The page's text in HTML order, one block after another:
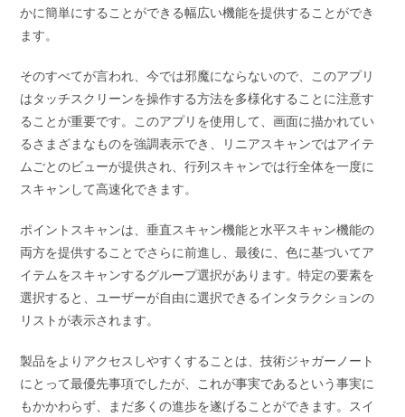
かに簡単にすることができる幅広い機能を提供することができ
ます。
そのすべてが言われ、今では邪魔にならないので、このアプリ
はタッチスクリーンを操作する方法を多様化することに注意す
ることが重要です。このアプリを使用して、画面に描かれてい
るさまざまなものを強調表示でき、リニアスキャンではアイテ
ムごとのビューが提供され、行列スキャンでは行全体を一度に
スキャンして高速化できます。
ポイントスキャンは、垂直スキャン機能と水平スキャン機能の
両方を提供することでさらに前進し、最後に、色に基づいてア
イテムをスキャンするグループ選択があります。特定の要素を
選択すると、ユーザーが自由に選択できるインタラクションの
リストが表示されます。
製品をよりアクセスしやすくすることは、技術ジャガーノート
にとって最優先事項でしたが、これが事実であるという事実に
もかかわらず、まだ多くの進歩を遂げることができます。スイ